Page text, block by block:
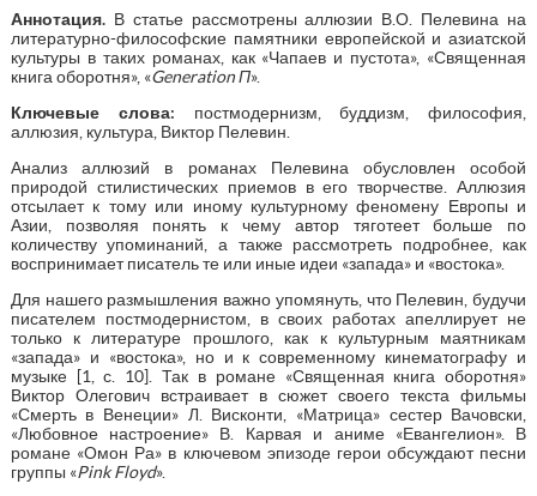
Аннотация. В статье рассмотрены аллюзии В.О. Пелевина на
литературно-философские памятники европейской и азиатской
культуры в таких романах, как «Чапаев и пустота», «Священная
книга оборотня», «Generation П».
Ключевые слова: постмодернизм, буддизм, философия,
аллюзия, культура, Виктор Пелевин.
Анализ аллюзий в романах Пелевина обусловлен особой
природой стилистических приемов в его творчестве. Аллюзия
отсылает к тому или иному культурному феномену Европы и
Азии, позволяя понять к чему автор тяготеет больше по
количеству упоминаний, а также рассмотреть подробнее, как
воспринимает писатель те или иные идеи «запада» и «востока».
Для нашего размышления важно упомянуть, что Пелевин, будучи
писателем постмодернистом, в своих работах апеллирует не
только к литературе прошлого, как к культурным маятникам
«запада» и «востока», но и к современному кинематографу и
музыке [1, с. 10]. Так в романе «Священная книга оборотня»
Виктор Олегович встраивает в сюжет своего текста фильмы
«Смерть в Венеции» Л. Висконти, «Матрица» сестер Вачовски,
«Любовное настроение» В. Карвая и аниме «Евангелион». В
романе «Омон Ра» в ключевом эпизоде герои обсуждают песни
группы «Pink Floyd».